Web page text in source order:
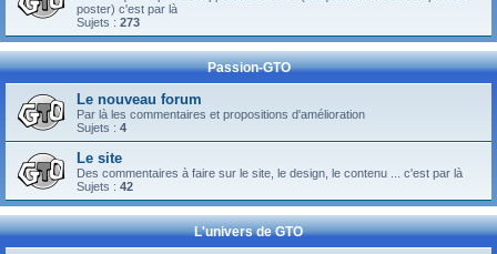
poster) c'est par là
Sujets : 273
Passion-GTO
Le nouveau forum
Par là les commentaires et propositions d'amélioration
Sujets : 4
Le site
Des commentaires à faire sur le site, le design, le contenu ... c'est par là
Sujets : 42
L'univers de GTO